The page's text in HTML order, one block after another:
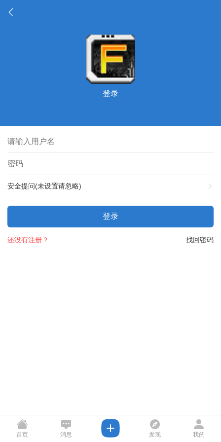
登录
安全提问(未设置请忽略)
登录
找回密码
还没有注册？
首页 消息 发现 我的